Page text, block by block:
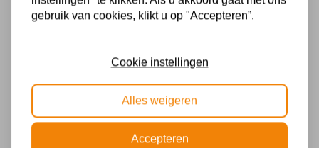
Specificaties
Montage: 10 mm gat
Een exclusieve Tiffany lampenkap met blauw libelle-
motief, perfect als blikvanger en upgrade van je
gebruik van cookies, klikt u op "Accepteren”.
Cookie instellingen
Alles weigeren
Accepteren